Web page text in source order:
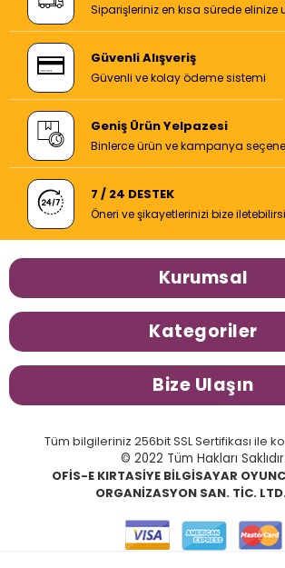
Siparişleriniz en kısa sürede elinize
Güvenli Alışveriş
Güvenli ve kolay ödeme sistemi
Geniş Ürün Yelpazesi
Binlerce ürün ve kampanya
7 / 24 DESTEK
Öneri ve şikayetlerinizi bize
Kurumsal
Kategoriler
Bize Ulaşın
Tüm bilgileriniz 256bit SSL Sertifikası ile
© 2022 Tüm Hakları Saklıdır.
OFİS-E KIRTASİYE BİLGİSAYAR
ORGANİZASYON SAN. TİC.